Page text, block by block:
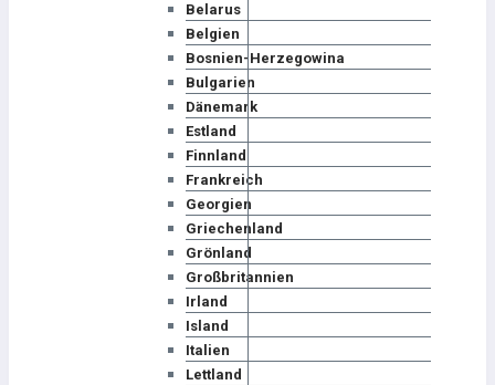
Belarus
Belgien
Bosnien-Herzegowina
Bulgarien
Dänemark
Estland
Finnland
Frankreich
Georgien
Griechenland
Grönland
Großbritannien
Irland
Island
Italien
Lettland